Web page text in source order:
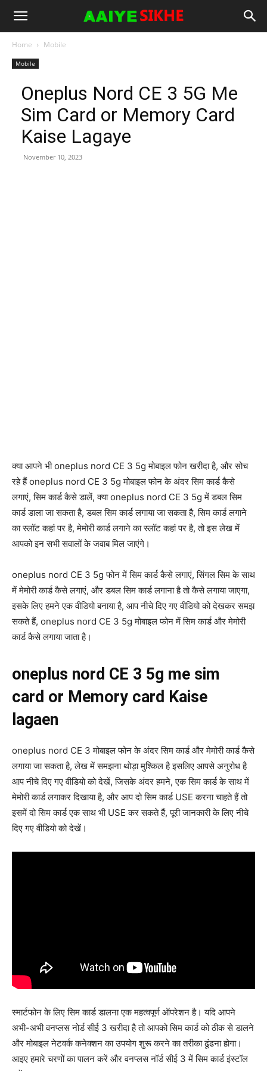
Home Mobile
Mobile
Oneplus Nord CE 3 5G Me
Sim Card or Memory Card
Kaise Lagaye
November 10, 2023
क्या आपने भी oneplus nord CE 3 5g मोबाइल फोन खरीदा है, और सोच
रहे हैं oneplus nord CE 3 5g मोबाइल फोन के अंदर सिम कार्ड कैसे
लगाएं, सिम कार्ड कैसे डालें, क्या oneplus nord CE 3 5g में डबल सिम
कार्ड डाला जा सकता है, डबल सिम कार्ड लगाया जा सकता है, सिम कार्ड लगाने
का स्लॉट कहां पर है, मेमोरी कार्ड लगाने का स्लॉट कहां पर है, तो इस लेख में
आपको इन सभी सवालों के जवाब मिल जाएंगे।
oneplus nord CE 3 5g फोन में सिम कार्ड कैसे लगाएं, सिंगल सिम के साथ
में मेमोरी कार्ड कैसे लगाएं, और डबल सिम कार्ड लगाना है तो कैसे लगाया जाएगा,
इसके लिए हमने एक वीडियो बनाया है, आप नीचे दिए गए वीडियो को देखकर समझ
सकते हैं, oneplus nord CE 3 5g मोबाइल फोन में सिम कार्ड और मेमोरी
कार्ड कैसे लगाया जाता है।
oneplus nord CE 3 5g me sim
card or Memory card Kaise
lagaen
oneplus nord CE 3 मोबाइल फोन के अंदर सिम कार्ड और मेमोरी कार्ड कैसे
लगाया जा सकता है, लेख में समझना थोड़ा मुश्किल है इसलिए आपसे अनुरोध है
आप नीचे दिए गए वीडियो को देखें, जिसके अंदर हमने, एक सिम कार्ड के साथ में
मेमोरी कार्ड लगाकर दिखाया है, और आप दो सिम कार्ड USE करना चाहते हैं तो
इसमें दो सिम कार्ड एक साथ भी USE कर सकते हैं, पूरी जानकारी के लिए नीचे
दिए गए वीडियो को देखें।
स्मार्टफोन के लिए सिम कार्ड डालना एक महत्वपूर्ण ऑपरेशन है। यदि आपने
अभी-अभी वनप्लस नोर्ड सीई 3 खरीदा है तो आपको सिम कार्ड को ठीक से डालने
और मोबाइल नेटवर्क कनेक्शन का उपयोग शुरू करने का तरीका ढूंढना होगा।
आइए हमारे चरणों का पालन करें और वनप्लस नॉर्ड सीई 3 में सिम कार्ड इंस्टॉल